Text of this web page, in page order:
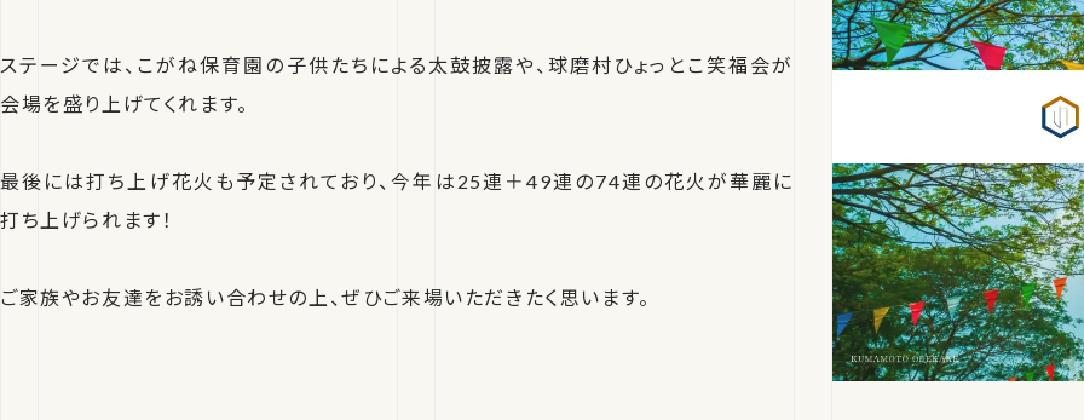
ステージでは、こがね保育園の子供たちによる太鼓披露や、球磨村ひょっとこ笑福会が
会場を盛り上げてくれます。
最後には打ち上げ花火も予定されており、今年は25連＋49連の74連の花火が華麗に
打ち上げられます！
ご家族やお友達をお誘い合わせの上、ぜひご来場いただきたく思います。